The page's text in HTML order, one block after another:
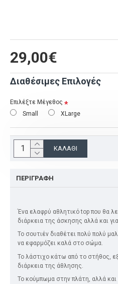
29,00€
Διαθέσιμες Επιλογές
Επιλέξτε Μέγεθος
Small
XLarge
ΚΑΛΆΘΙ
ΠΕΡΙΓΡΑΦΉ
Ένα ελαφρύ αθλητικό top που θα
διάρκεια της άσκησης αλλά και
Το σουτιέν διαθέτει πολύ πολύ
να εφαρμόζει καλά στο σώμα.
Το λάστιχο κάτω από το στήθος,
διάρκεια της άθλησης.
Το κούμπωμα στην πλάτη, αλλά και